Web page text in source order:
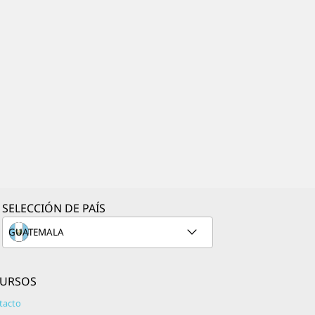
no necesitas tener un número de teléfono
nuevo para usar su servicio. Viber obtiene
puntos adicionales por mantener esta
aplicación de texto libre de publicidad.
KakaoTalk
KakaoTalk ofrece algo más que mensajes de
SELECCIÓN DE PAÍS